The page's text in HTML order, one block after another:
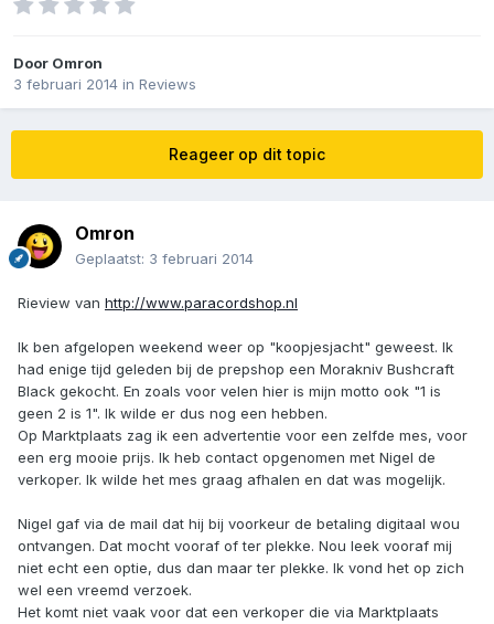
Door Omron
3 februari 2014 in Reviews
Reageer op dit topic
Omron
Geplaatst: 3 februari 2014
Rieview van http://www.paracordshop.nl
Ik ben afgelopen weekend weer op "koopjesjacht" geweest. Ik
had enige tijd geleden bij de prepshop een Morakniv Bushcraft
Black gekocht. En zoals voor velen hier is mijn motto ook "1 is
geen 2 is 1". Ik wilde er dus nog een hebben.
Op Marktplaats zag ik een advertentie voor een zelfde mes, voor
een erg mooie prijs. Ik heb contact opgenomen met Nigel de
verkoper. Ik wilde het mes graag afhalen en dat was mogelijk.
Nigel gaf via de mail dat hij bij voorkeur de betaling digitaal wou
ontvangen. Dat mocht vooraf of ter plekke. Nou leek vooraf mij
niet echt een optie, dus dan maar ter plekke. Ik vond het op zich
wel een vreemd verzoek.
Het komt niet vaak voor dat een verkoper die via Marktplaats